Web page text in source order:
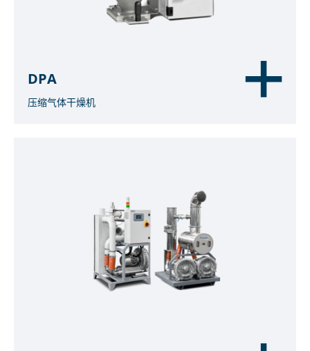
DPA
压缩气体干燥机